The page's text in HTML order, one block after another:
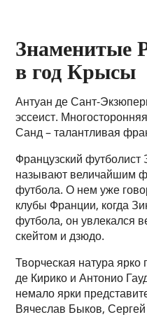
Знаменитые
в год Крысы
Антуан де Сант-
эссеист.
Санд – талантливая
Французский
называют величайшим
футбола. О нем уже
клубы Франции, когда
футбола, он увлекался
скейтом и дзюдо.
Творческая натура
де Кирико и Антонио
немало ярки
Вячеслав Быков,